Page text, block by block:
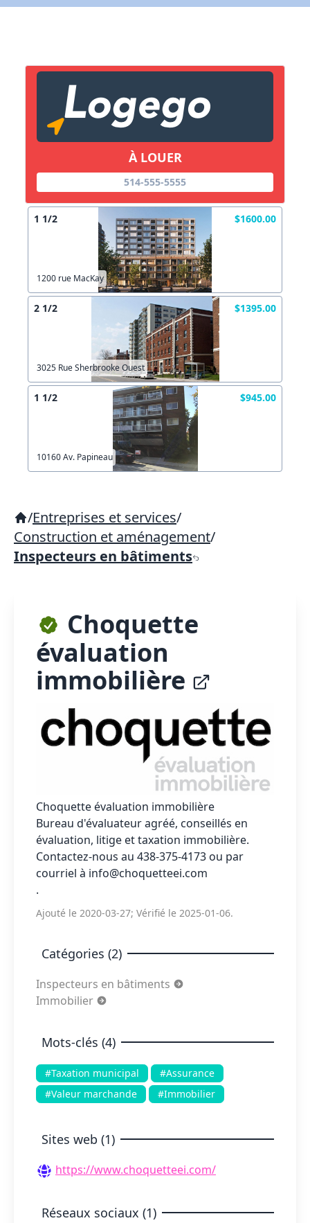
À LOUER
514-555-5555
1 1/2 $1600.00
1200 rue MacKay
2 1/2 $1395.00
3025 Rue Sherbrooke Ouest
1 1/2 $945.00
10160 Av. Papineau
/Entreprises et services/
Construction et aménagement/
Inspecteurs en bâtiments
Choquette
évaluation
immobilière
Choquette évaluation immobilière
Bureau d'évaluateur agréé, conseillés en
évaluation, litige et taxation immobilière.
Contactez-nous au 438-375-4173 ou par
courriel à info@choquetteei.com
.
Ajouté le 2020-03-27; Vérifié le 2025-01-06.
Catégories (2)
Inspecteurs en bâtiments
Immobilier
Mots-clés (4)
#Taxation municipal
#Assurance
#Valeur marchande
#Immobilier
Sites web (1)
https://www.choquetteei.com/
Réseaux sociaux (1)
X Fermer
Lien vers inscription (sera inclus dans courriel)
Envoyez